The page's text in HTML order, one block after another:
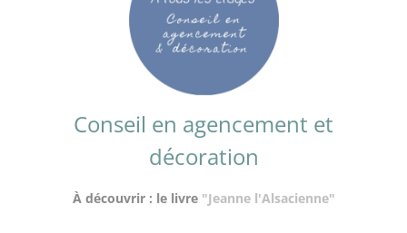
Conseil en agencement et
décoration
À découvrir : le livre "Jeanne l'Alsacienne"